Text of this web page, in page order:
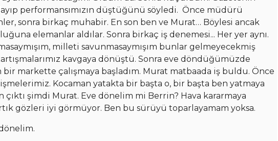
performansımızın düştüğünü söyledi. Önce müdürü
sonra birkaç muhabir. En son ben ve Murat… Böylesi ancak
elemanlar aldılar. Sonra birkaç iş denemesi... Her yer aynı.
milleti savunmasaymışım bunlar gelmeyecekmiş
kavgaya dönüştü. Sonra eve döndüğümüzde
markette çalışmaya başladım. Murat matbaada iş buldu. Önce
Kocaman yatakta bir başta o, bir başta ben yatmaya
çıktı şimdi Murat. Eve dönelim mi Berrin? Hava kararmaya
gözleri iyi görmüyor. Ben bu sürüyü toparlayamam yoksa.